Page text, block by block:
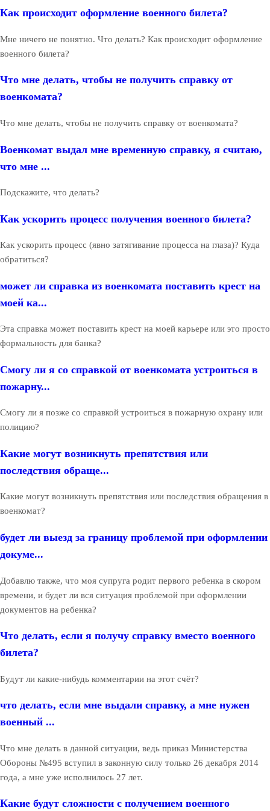
Как происходит оформление военного билета?
Мне ничего не понятно. Что делать? Как происходит оформление
военного билета?
Что мне делать, чтобы не получить справку от
военкомата?
Что мне делать, чтобы не получить справку от военкомата?
Военкомат выдал мне временную справку, я считаю,
что мне ...
Подскажите, что делать?
Как ускорить процесс получения военного билета?
Как ускорить процесс (явно затягивание процесса на глаза)? Куда
обратиться?
может ли справка из военкомата поставить крест на
моей ка...
Эта справка может поставить крест на моей карьере или это просто
формальность для банка?
Смогу ли я со справкой от военкомата устроиться в
пожарну...
Смогу ли я позже со справкой устроиться в пожарную охрану или
полицию?
Какие могут возникнуть препятствия или
последствия обраще...
Какие могут возникнуть препятствия или последствия обращения в
военкомат?
будет ли выезд за границу проблемой при оформлении
докуме...
Добавлю также, что моя супруга родит первого ребенка в скором
времени, и будет ли вся ситуация проблемой при оформлении
документов на ребенка?
Что делать, если я получу справку вместо военного
билета?
Будут ли какие-нибудь комментарии на этот счёт?
что делать, если мне выдали справку, а мне нужен
военный ...
Что мне делать в данной ситуации, ведь приказ Министерства
Обороны №495 вступил в законную силу только 26 декабря 2014
года, а мне уже исполнилось 27 лет.
Какие будут сложности с получением военного